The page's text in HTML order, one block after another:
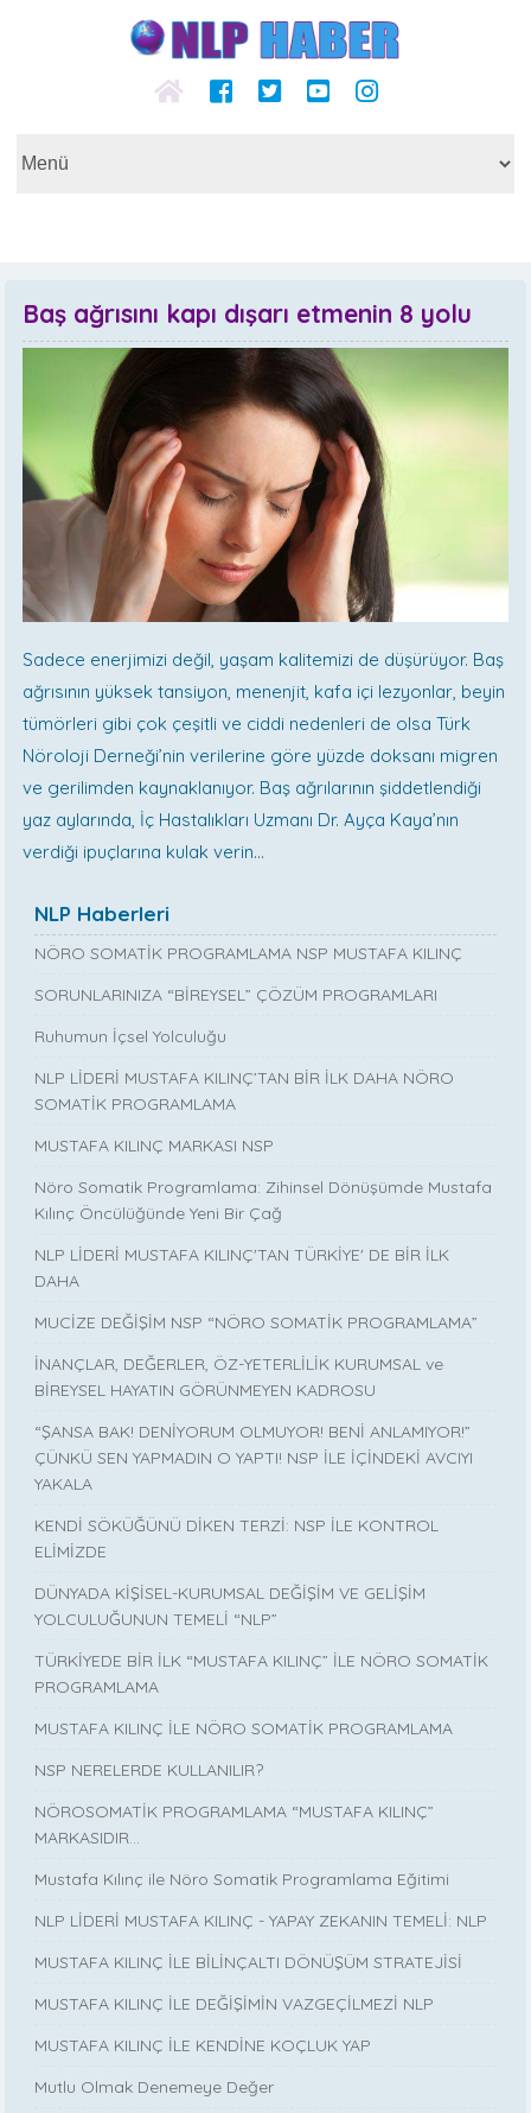
Baş ağrısını kapı dışarı etmenin 8 yolu
Sadece enerjimizi değil, yaşam kalitemizi de düşürüyor. Baş
ağrısının yüksek tansiyon, menenjit, kafa içi lezyonlar, beyin
tümörleri gibi çok çeşitli ve ciddi nedenleri de olsa Türk
Nöroloji Derneği’nin verilerine göre yüzde doksanı migren
ve gerilimden kaynaklanıyor. Baş ağrılarının şiddetlendiği
yaz aylarında, İç Hastalıkları Uzmanı Dr. Ayça Kaya’nın
verdiği ipuçlarına kulak verin...
NLP Haberleri
NÖRO SOMATİK PROGRAMLAMA NSP MUSTAFA KILINÇ
SORUNLARINIZA “BİREYSEL” ÇÖZÜM PROGRAMLARI
Ruhumun İçsel Yolculuğu
NLP LİDERİ MUSTAFA KILINÇ’TAN BİR İLK DAHA NÖRO
SOMATİK PROGRAMLAMA
MUSTAFA KILINÇ MARKASI NSP
Nöro Somatik Programlama: Zihinsel Dönüşümde Mustafa
Kılınç Öncülüğünde Yeni Bir Çağ
NLP LİDERİ MUSTAFA KILINÇ'TAN TÜRKİYE' DE BİR İLK
DAHA
MUCİZE DEĞİŞİM NSP “NÖRO SOMATİK PROGRAMLAMA”
İNANÇLAR, DEĞERLER, ÖZ-YETERLİLİK KURUMSAL ve
BİREYSEL HAYATIN GÖRÜNMEYEN KADROSU
“ŞANSA BAK! DENİYORUM OLMUYOR! BENİ ANLAMIYOR!”
ÇÜNKÜ SEN YAPMADIN O YAPTI! NSP İLE İÇİNDEKİ AVCIYI
YAKALA
KENDİ SÖKÜĞÜNÜ DİKEN TERZİ: NSP İLE KONTROL
ELİMİZDE
DÜNYADA KİŞİSEL-KURUMSAL DEĞİŞİM VE GELİŞİM
YOLCULUĞUNUN TEMELİ “NLP”
TÜRKİYEDE BİR İLK “MUSTAFA KILINÇ” İLE NÖRO SOMATİK
PROGRAMLAMA
MUSTAFA KILINÇ İLE NÖRO SOMATİK PROGRAMLAMA
NSP NERELERDE KULLANILIR?
NÖROSOMATİK PROGRAMLAMA “MUSTAFA KILINÇ”
MARKASIDIR…
Mustafa Kılınç ile Nöro Somatik Programlama Eğitimi
NLP LİDERİ MUSTAFA KILINÇ - YAPAY ZEKANIN TEMELİ: NLP
MUSTAFA KILINÇ İLE BİLİNÇALTI DÖNÜŞÜM STRATEJİSİ
MUSTAFA KILINÇ İLE DEĞİŞİMİN VAZGEÇİLMEZİ NLP
MUSTAFA KILINÇ İLE KENDİNE KOÇLUK YAP
Mutlu Olmak Denemeye Değer